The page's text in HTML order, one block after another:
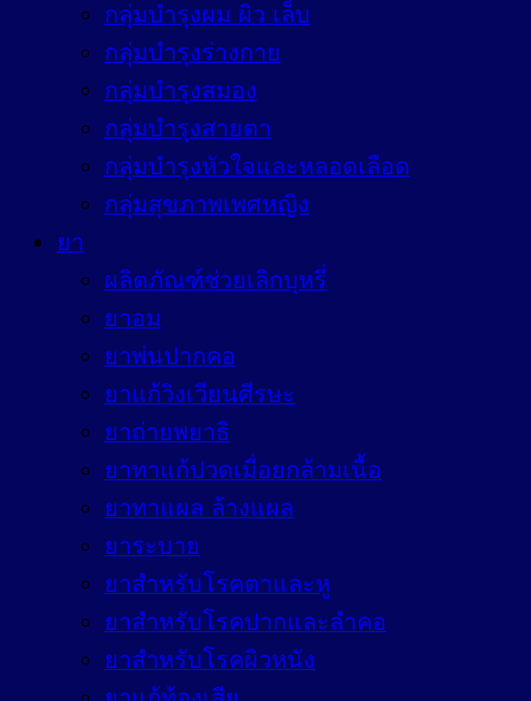
กลุ่มบำรุงผม ผิว เล็บ
กลุ่มบำรุงร่างกาย
กลุ่มบำรุงสมอง
กลุ่มบำรุงสายตา
กลุ่มบำรุงหัวใจและหลอดเลือด
กลุ่มสุขภาพเพศหญิง
ยา
ผลิตภัณฑ์ช่วยเลิกบุหรี่
ยาอม
ยาพ่นปากคอ
ยาแก้วิงเวียนศีรษะ
ยาถ่ายพยาธิ
ยาทาแก้ปวดเมื่อยกล้ามเนื้อ
ยาทาแผล ล้างแผล
ยาระบาย
ยาสำหรับโรคตาและหู
ยาสำหรับโรคปากและลำคอ
ยาสำหรับโรคผิวหนัง